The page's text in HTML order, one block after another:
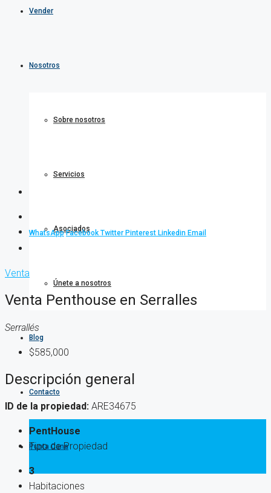
Vender
Nosotros
Sobre nosotros
Servicios
Asociados
Únete a nosotros
Blog
Contacto
Punta Cana
WhatsApp Facebook Twitter Pinterest Linkedin Email
Venta
Venta Penthouse en Serralles
Serrallés
$585,000
Descripción general
ID de la propiedad: ARE34675
PentHouse
Tipo de Propiedad
3
Habitaciones